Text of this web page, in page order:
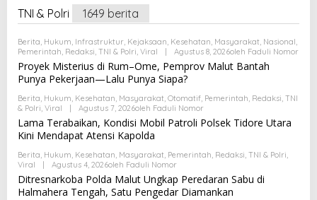
TNI & Polri 1649 berita
Berita, Hukum, Infrastruktur, Kejaksaan, Kesehatan, Masyarakat, Nasional,
Pemerintah, Redaksi, TNI & Polri, Viral Agustus 8, 2026Oleh Faduli Nomor
Proyek Misterius di Rum–Ome, Pemprov Malut Bantah
Punya Pekerjaan—Lalu Punya Siapa?
Berita, Hukum, Kesehatan, Masyarakat, Otomatif, Pemerintah, Redaksi, TNI
& Polri, Viral Agustus 7, 2026Oleh Faduli Nomor
Lama Terabaikan, Kondisi Mobil Patroli Polsek Tidore Utara
Kini Mendapat Atensi Kapolda
Berita, Hukum, Kesehatan, Masyarakat, Pemerintah, Redaksi, TNI & Polri,
Viral
Agustus 4, 2026Oleh Faduli Nomor
Ditresnarkoba Polda Malut Ungkap Peredaran Sabu di
Halmahera Tengah, Satu Pengedar Diamankan